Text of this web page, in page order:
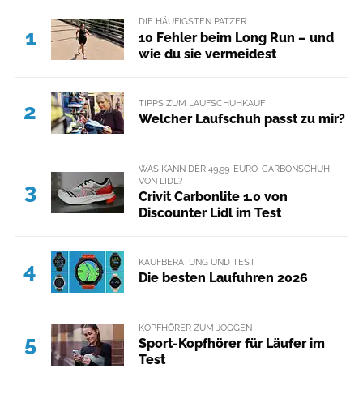
1
DIE HÄUFIGSTEN PATZER
10 Fehler beim Long Run – und
wie du sie vermeidest
2 TIPPS ZUM LAUFSCHUHKAUF
Welcher Laufschuh passt zu mir?
3
WAS KANN DER 49,99-EURO-CARBONSCHUH
VON LIDL?
Crivit Carbonlite 1.0 von
Discounter Lidl im Test
4 KAUFBERATUNG UND TEST
Die besten Laufuhren 2026
5
KOPFHÖRER ZUM JOGGEN
Sport-Kopfhörer für Läufer im
Test